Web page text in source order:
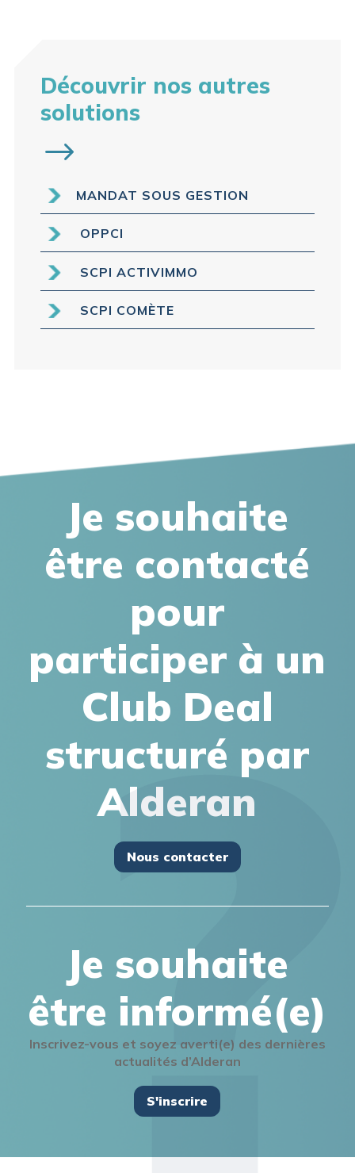
Découvrir nos autres
solutions
MANDAT SOUS GESTION
OPPCI
SCPI ACTIVIMMO
SCPI COMÈTE
Je souhaite
être contacté
pour
participer à un
Club Deal
structuré par
Alderan
Nous contacter
Je souhaite
être informé(e)
Inscrivez-vous et soyez averti(e) des dernières
actualités d’Alderan
S'inscrire